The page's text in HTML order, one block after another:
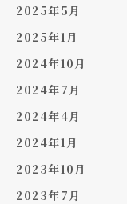
2025年5月
2025年1月
2024年10月
2024年7月
2024年4月
2024年1月
2023年10月
2023年7月